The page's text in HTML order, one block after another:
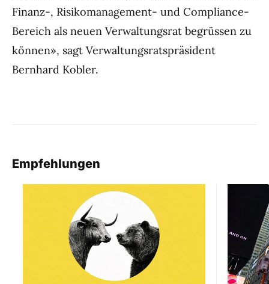
Finanz-, Risikomanagement- und Compliance-
Bereich als neuen Verwaltungsrat begrüssen zu
können», sagt Verwaltungsratspräsident
Bernhard Kobler.
Empfehlungen